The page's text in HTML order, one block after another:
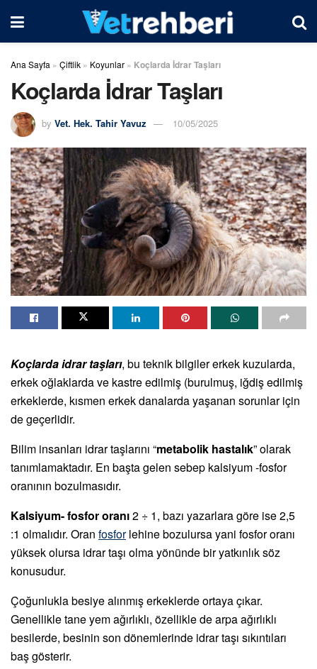
Ana Sayfa » Çiftlik » Koyunlar » Koçlarda İdrar Taşları
Koçlarda İdrar Taşları
by Vet. Hek. Tahir Yavuz 10/05/2025
Koçlarda idrar taşları, bu teknik bilgiler erkek kuzularda,
erkek oğlaklarda ve kastre edilmiş (burulmuş, iğdiş edilmiş
erkeklerde, kısmen erkek danalarda yaşanan sorunlar için
de geçerlidir.
Bilim insanları idrar taşlarını “metabolik hastalık” olarak
tanımlamaktadır. En başta gelen sebep kalsiyum -fosfor
oranının bozulmasıdır.
Kalsiyum- fosfor oranı2 ÷ 1, bazı yazarlara göre ise 2,5
:1 olmalıdır. Oran fosforlehine bozulursa yani fosfor oranı
yüksek olursa idrar taşı olma yönünde bir yatkınlık söz
konusudur.
Çoğunlukla besiye alınmış erkeklerde ortaya çıkar.
Genellikle tane yem ağırlıklı, özellikle de arpa ağırlıklı
besilerde, besinin son dönemlerinde idrar taşı sıkıntıları
baş gösterir.